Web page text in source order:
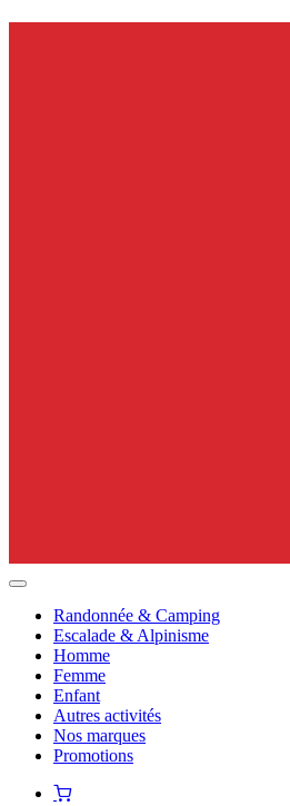
Randonnée & Camping
Escalade & Alpinisme
Homme
Femme
Enfant
Autres activités
Nos marques
Promotions